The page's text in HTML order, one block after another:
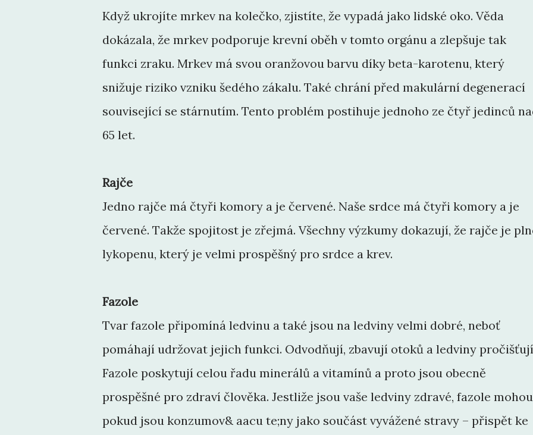
Když ukrojíte mrkev na kolečko, zjistíte, že vypadá jako lidské oko. Věda
dokázala, že mrkev podporuje krevní oběh v tomto orgánu a zlepšuje tak
funkci zraku. Mrkev má svou oranžovou barvu díky beta-karotenu, který
snižuje riziko vzniku šedého zákalu. Také chrání před makulární degenerací
související se stárnutím. Tento problém postihuje jednoho ze čtyř jedinců
65 let.
Rajče
Jedno rajče má čtyři komory a je červené. Naše srdce má čtyři komory a je
červené. Takže spojitost je zřejmá. Všechny výzkumy dokazují, že rajče je
lykopenu, který je velmi prospěšný pro srdce a krev.
Fazole
Tvar fazole připomíná ledvinu a také jsou na ledviny velmi dobré, neboť
pomáhají udržovat jejich funkci. Odvodňují, zbavují otoků a ledviny
Fazole poskytují celou řadu minerálů a vitamínů a proto jsou obecně
prospěšné pro zdraví člověka. Jestliže jsou vaše ledviny zdravé, fazole
pokud jsou konzumov& aacu te;ny jako součást vyvážené stravy – přispět ke